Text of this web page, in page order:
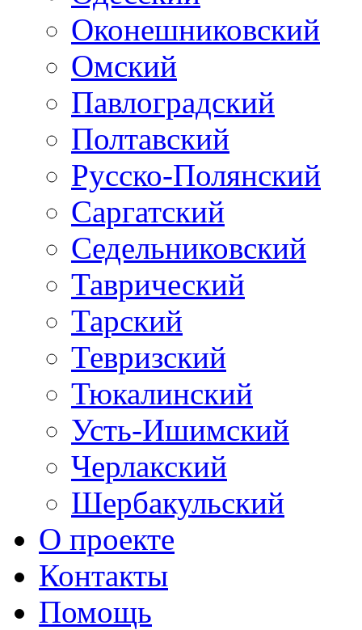
Оконешниковский
Омский
Павлоградский
Полтавский
Русско-Полянский
Саргатский
Седельниковский
Таврический
Тарский
Тевризский
Тюкалинский
Усть-Ишимский
Черлакский
Шербакульский
О проекте
Контакты
Помощь